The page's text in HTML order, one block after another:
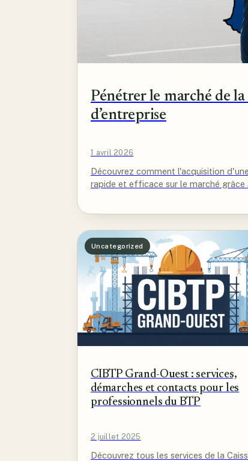
Pénétrer le marché de
d’entreprise
1 avril 2026
Découvrez comment l'acquisition
rapide et efficace sur le marché
Uncategorized
CIBTP Grand-Ouest : services,
démarches et contacts pour les
professionnels du BTP
2 juillet 2025
Découvrez tous les services de la